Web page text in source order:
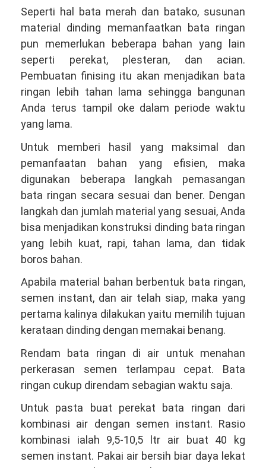
Seperti hal bata merah dan batako, susunan
material dinding memanfaatkan bata ringan
pun memerlukan beberapa bahan yang lain
seperti perekat, plesteran, dan acian.
Pembuatan finising itu akan menjadikan bata
ringan lebih tahan lama sehingga bangunan
Anda terus tampil oke dalam periode waktu
yang lama.
Untuk memberi hasil yang maksimal dan
pemanfaatan bahan yang efisien, maka
digunakan beberapa langkah pemasangan
bata ringan secara sesuai dan bener. Dengan
langkah dan jumlah material yang sesuai, Anda
bisa menjadikan konstruksi dinding bata ringan
yang lebih kuat, rapi, tahan lama, dan tidak
boros bahan.
Apabila material bahan berbentuk bata ringan,
semen instant, dan air telah siap, maka yang
pertama kalinya dilakukan yaitu memilih tujuan
kerataan dinding dengan memakai benang.
Rendam bata ringan di air untuk menahan
perkerasan semen terlampau cepat. Bata
ringan cukup direndam sebagian waktu saja.
Untuk pasta buat perekat bata ringan dari
kombinasi air dengan semen instant. Rasio
kombinasi ialah 9,5-10,5 ltr air buat 40 kg
semen instant. Pakai air bersih biar daya lekat